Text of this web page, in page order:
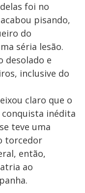
foi no
pisando,
do
séria lesão.
desolado e
inclusive do
claro que o
inédita
teve uma
torcedor
então,
ao